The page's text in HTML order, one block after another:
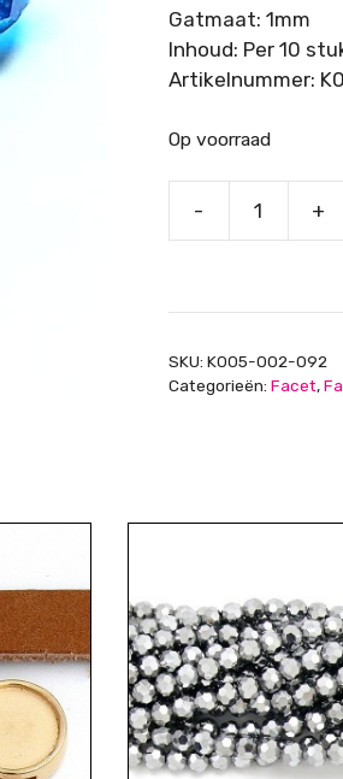
Gatmaat: 1mm
Inhoud: Per 10
Artikelnummer:
Op voorraad
-
rond
12mm,
+
SKU: K005-002-092
Categorieën: Facet,